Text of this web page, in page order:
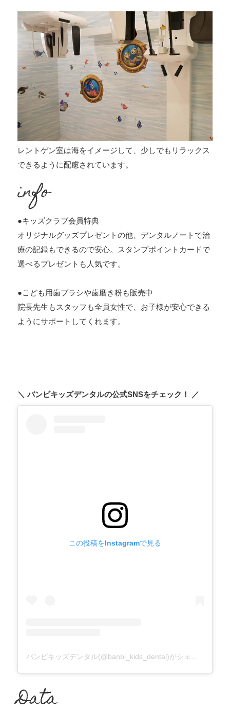
レントゲン室は海をイメージして、少しでもリラックス
できるように配慮されています。
info
●キッズクラブ会員特典
オリジナルグッズプレゼントの他、デンタルノートで治
療の記録もできるので安心。スタンプポイントカードで
選べるプレゼントも人気です。
●こども用歯ブラシや歯磨き粉も販売中
院長先生もスタッフも全員女性で、お子様が安心できる
ようにサポートしてくれます。
＼ バンビキッズデンタルの公式SNSをチェック！ ／
この投稿をInstagramで見る
Data